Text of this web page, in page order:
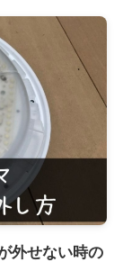
外せない時の